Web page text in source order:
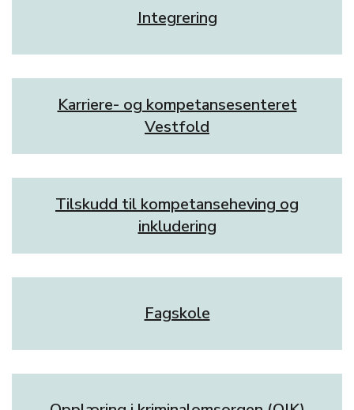
Integrering
Karriere- og kompetansesenteret
Vestfold
Tilskudd til kompetanseheving og
inkludering
Fagskole